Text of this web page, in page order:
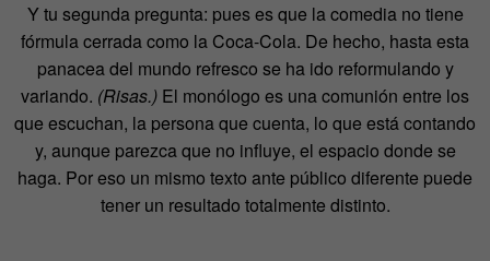
Y tu segunda pregunta: pues es que la comedia no tiene
fórmula cerrada como la Coca-Cola. De hecho, hasta esta
panacea del mundo refresco se ha ido reformulando y
variando. (Risas.) El monólogo es una comunión entre los
que escuchan, la persona que cuenta, lo que está contando
y, aunque parezca que no influye, el espacio donde se
haga. Por eso un mismo texto ante público diferente puede
tener un resultado totalmente distinto.